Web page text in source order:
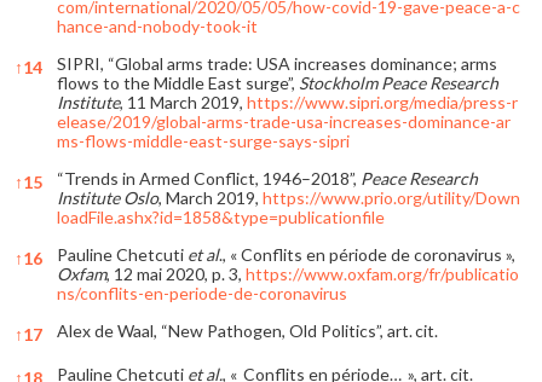
com/international/2020/05/05/how-covid-19-gave-peace-a-c
hance-and-nobody-took-it
↑14
SIPRI, “Global arms trade: USA increases dominance; arms
flows to the Middle East surge”, Stockholm Peace Research
Institute, 11 March 2019, https://www.sipri.org/media/press-r
elease/2019/global-arms-trade-usa-increases-dominance-ar
ms-flows-middle-east-surge-says-sipri
↑15 “Trends in Armed Conflict, 1946–2018”, Peace Research
Institute Oslo, March 2019, https://www.prio.org/utility/Down
loadFile.ashx?id=1858&type=publicationfile
↑16 Pauline Chetcuti et al., « Conflits en période de coronavirus »,
Oxfam, 12 mai 2020, p. 3, https://www.oxfam.org/fr/publicatio
ns/conflits-en-periode-de-coronavirus
↑17 Alex de Waal, “New Pathogen, Old Politics”, art. cit.
↑18 Pauline Chetcuti et al., « Conflits en période… », art. cit.